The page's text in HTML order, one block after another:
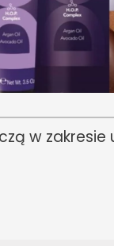
w zakresie